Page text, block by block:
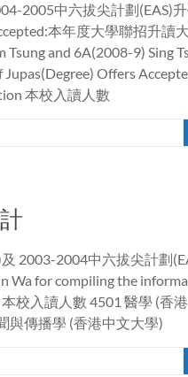
2005中六拔尖計劃(EAS)
本年度大學聯招升讀
and 6A(2008-9) Sing
Offers
本校入讀人數
2003-2004中六拔尖計劃
Wa for compiling the
校入讀人數 4501 醫學 (香
與傳播學 (香港中文大學)